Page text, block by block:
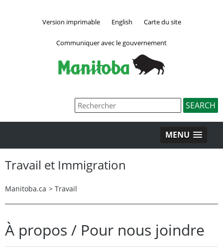
Version imprimable English Carte du site
Communiquer avec le gouvernement
MENU
Travail et Immigration
Manitoba.ca > Travail
À propos / Pour nous joindre